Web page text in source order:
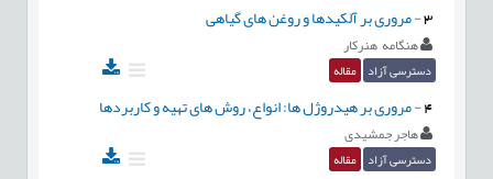
3
-مروری بر آلکیدها و روغن های گیاهی
هنگامه هنرکار
دسترسی آزاد مقاله
4
-مروری بر هیدروژل ها: انواع، روش های تهیه و کاربردها
هاجر جمشیدی
دسترسی آزاد مقاله